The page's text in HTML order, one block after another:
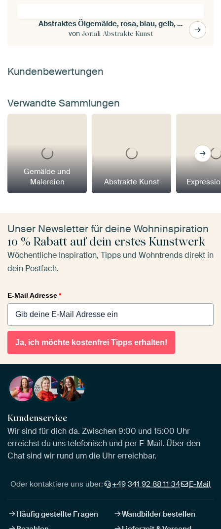
Abstraktes Ölgemälde, rosa, blau, gelb, orange, weiß - "Abstrakte Harmonie"
vonJoriali Abstrakte Kunst
Kundenbewertungen
Verwandte Sammlungen
Gemälde und
Malereien
Abstrakte Kunst
Unser Newsletter für deine Wohninspiration
10 % Rabatt auf dein erstes Kunstwerk
Wöchentliche Inspiration, Tipps und Wohntrends direkt in
dein Postfach.
E-Mail Adresse*
Ja, ich möchte kostenfrei Tipps erhalten!
Kundenservice
Wir sind für dich da. Zwischen 9:00 und 15:00 Uhr
erreichst du uns telefonisch und per E-Mail. Über den
Chat sind wir rund um die Uhr erreichbar.
Oder kontaktiere uns über: +49 341 92 88 11 34 E-Mail
Häufig gestellte Fragen
Wandbilder bestellen